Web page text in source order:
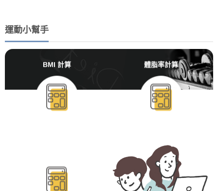
運動小幫手
BMI 計算 體脂率計算